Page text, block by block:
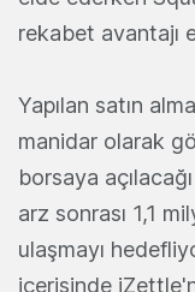
rekabet avantajı
Yapılan satın
manidar olarak
borsaya
arz sonrası 1,1
ulaşmayı
içerisinde